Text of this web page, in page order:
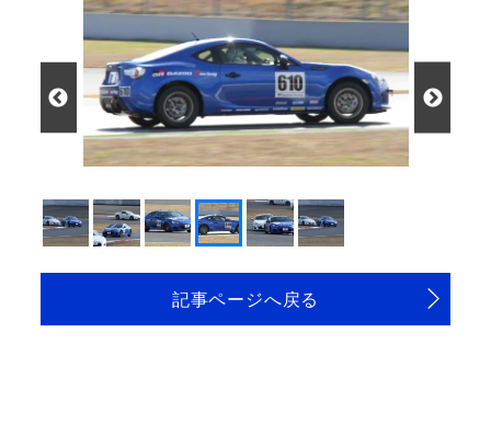
記事ページへ戻る